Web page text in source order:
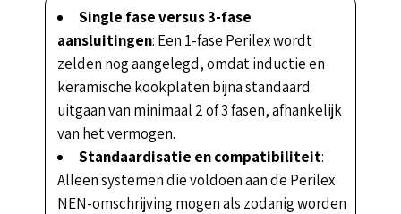
Single fase versus 3-fase
aansluitingen: Een 1-fase Perilex wordt
zelden nog aangelegd, omdat inductie en
keramische kookplaten bijna standaard
uitgaan van minimaal 2 of 3 fasen, afhankelijk
van het vermogen.
Standaardisatie en compatibiliteit:
Alleen systemen die voldoen aan de Perilex
NEN-omschrijving mogen als zodanig worden